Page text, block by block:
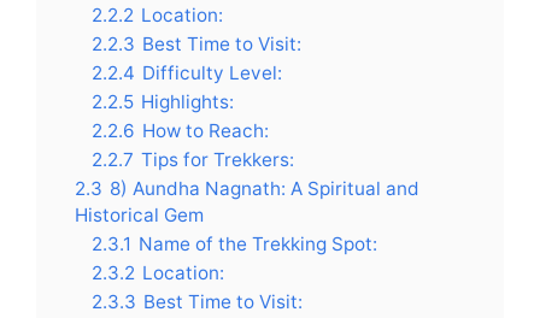
2.2.2 Location:
2.2.3 Best Time to Visit:
2.2.4 Difficulty Level:
2.2.5 Highlights:
2.2.6 How to Reach:
2.2.7 Tips for Trekkers:
2.3 8) Aundha Nagnath: A Spiritual and
Historical Gem
2.3.1 Name of the Trekking Spot:
2.3.2 Location:
2.3.3 Best Time to Visit: